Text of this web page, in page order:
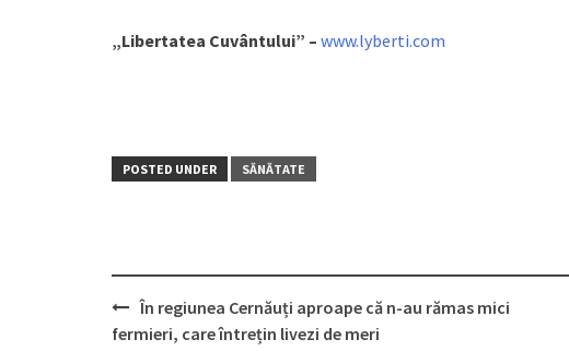
„Libertatea Cuvântului” – www.lyberti.com
POSTED UNDER SĂNĂTATE
Post
În regiunea Cernăuți aproape că n-au rămas mici
fermieri, care întrețin livezi de meri